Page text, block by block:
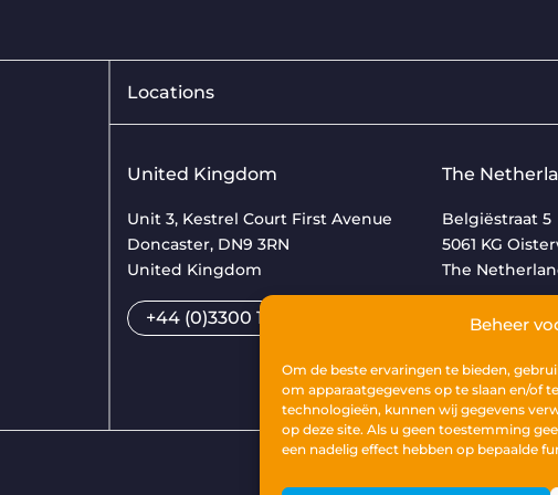
Beheer
Om de beste ervaringen te bieden,
om apparaatgegevens op te slaan en/of
technologieën, kunnen wij gegevens
op deze site. Als u geen toestemming
een nadelig effect hebben op bepaalde
Locations
United Kingdom
Unit 3, Kestrel Court First Avenue
Doncaster, DN9 3RN
United Kingdom
+44 (0)3300 169033
The
Belgiëstraat 5
5061 KG
The
+31 (0)13